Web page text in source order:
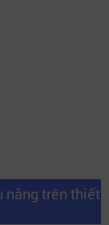
năng trên thiết